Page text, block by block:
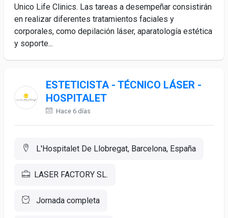
Unico Life Clinics. Las tareas a desempeñar consistirán
en realizar diferentes tratamientos faciales y
corporales, como depilación láser, aparatología estética
y soporte...
ESTETICISTA - TÉCNICO LÁSER -
HOSPITALET
Hace 6 días
L'Hospitalet De Llobregat, Barcelona, España
LASER FACTORY SL.
Jornada completa